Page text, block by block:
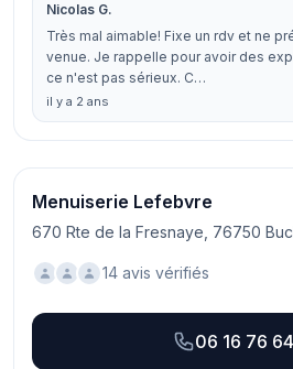
Nicolas G.
Très mal aimable! Fixe un rdv et ne
venue. Je rappelle pour avoir des
ce n'est pas sérieux. C…
il y a 2 ans
Menuiserie Lefebvre
670 Rte de la Fresnaye, 76750
14 avis vérifiés
06 16 76